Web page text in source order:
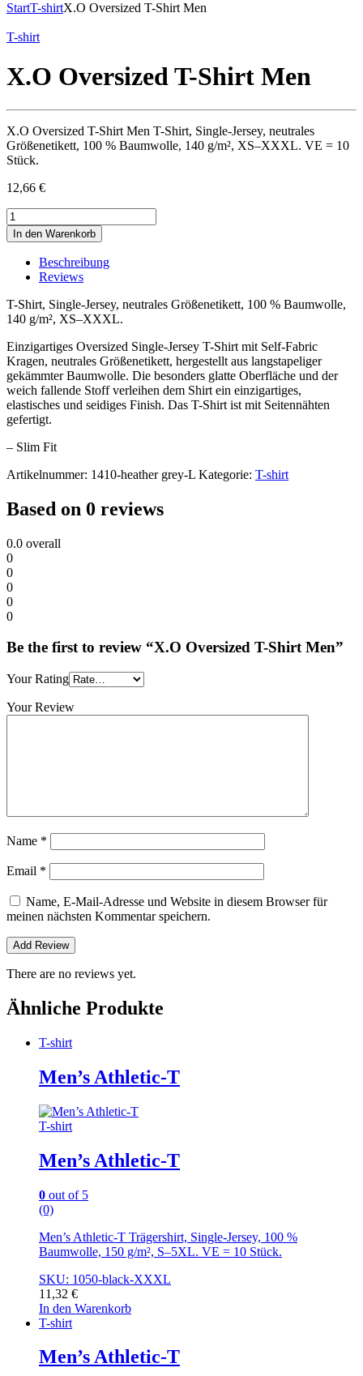
StartT-shirtX.O Oversized T-Shirt Men
T-shirt
X.O Oversized T-Shirt Men
X.O Oversized T-Shirt Men T-Shirt, Single-Jersey, neutrales
Größenetikett, 100 % Baumwolle, 140 g/m², XS–XXXL. VE = 10
Stück.
12,66 €
X.O
Oversized
T-
Shirt
Men
quantity
In den Warenkorb
Beschreibung
Reviews
T-Shirt, Single-Jersey, neutrales Größenetikett, 100 % Baumwolle,
140 g/m², XS–XXXL.
Einzigartiges Oversized Single-Jersey T-Shirt mit Self-Fabric
Kragen, neutrales Größenetikett, hergestellt aus langstapeliger
gekämmter Baumwolle. Die besonders glatte Oberfläche und der
weich fallende Stoff verleihen dem Shirt ein einzigartiges,
elastisches und seidiges Finish. Das T-Shirt ist mit Seitennähten
gefertigt.
– Slim Fit
Artikelnummer: 1410-heather grey-L Kategorie: T-shirt
Based on 0 reviews
0.0 overall
0
0
0
0
0
Be the first to review “X.O Oversized T-Shirt Men”
Your Rating
Your Review
Name *
Email *
Name, E-Mail-Adresse und Website in diesem Browser für
meinen nächsten Kommentar speichern.
There are no reviews yet.
Ähnliche Produkte
T-shirt
Men’s Athletic-T
T-shirt
Men’s Athletic-T
0 out of 5
(0)
Men’s Athletic-T Trägershirt, Single-Jersey, 100 %
Baumwolle, 150 g/m², S–5XL. VE = 10 Stück.
SKU: 1050-black-XXXL
11,32 €
In den Warenkorb
T-shirt
Men’s Athletic-T